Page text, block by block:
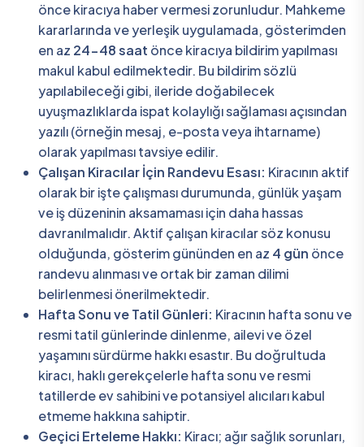
önce kiracıya haber vermesi zorunludur. Mahkeme
kararlarında ve yerleşik uygulamada, gösterimden
en az 24-48 saat önce kiracıya bildirim yapılması
makul kabul edilmektedir. Bu bildirim sözlü
yapılabileceği gibi, ileride doğabilecek
uyuşmazlıklarda ispat kolaylığı sağlaması açısından
yazılı (örneğin mesaj, e-posta veya ihtarname)
olarak yapılması tavsiye edilir.
Çalışan Kiracılar İçin Randevu Esası: Kiracının aktif
olarak bir işte çalışması durumunda, günlük yaşam
ve iş düzeninin aksamaması için daha hassas
davranılmalıdır. Aktif çalışan kiracılar söz konusu
olduğunda, gösterim gününden en az 4 gün önce
randevu alınması ve ortak bir zaman dilimi
belirlenmesi önerilmektedir.
Hafta Sonu ve Tatil Günleri: Kiracının hafta sonu ve
resmi tatil günlerinde dinlenme, ailevi ve özel
yaşamını sürdürme hakkı esastır. Bu doğrultuda
kiracı, haklı gerekçelerle hafta sonu ve resmi
tatillerde ev sahibini ve potansiyel alıcıları kabul
etmeme hakkına sahiptir.
Geçici Erteleme Hakkı: Kiracı; ağır sağlık sorunları,